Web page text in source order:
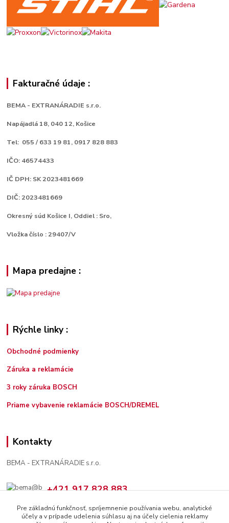
Fakturačné údaje :
BEMA - EXTRANÁRADIE s.r.o.
Napájadlá 18, 040 12, Košice
Tel: 055 / 633 19 81, 0917 828 883
IČO: 46574433
IČ DPH: SK 2023481669
DIČ: 2023481669
Okresný súd Košice I, Oddiel : Sro,
Vložka číslo : 29407/V
Mapa predajne :
Rýchle linky :
Obchodné podmienky
Záruka a reklamácie
3 roky záruka BOSCH
Priame vybavenie reklamácie BOSCH/DREMEL
Kontakty
BEMA - EXTRANÁRADIE s.r.o.
+421 917 828 883
bema@bema.sk
Pre základnú funkčnosť, spríjemnenie používania webu, analytické
účely a v prípade udelenia súhlasu aj na účely cielenia reklamy